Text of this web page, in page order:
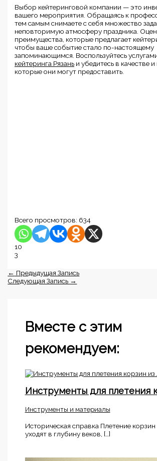
Выбор кейтеринговой компании — это
вашего мероприятия. Обращаясь к
тем самым снимаете с себя множество
неповторимую атмосферу праздника.
преимущества, которые предлагает
чтобы ваше событие стало по-настоящему
запоминающимся. Воспользуйтесь
кейтеринга Рязань и убедитесь в качестве
которые они могут предоставить.
Всего просмотров: 634
10
3
← Предыдущая Запись
Следующая Запись →
Вместе с этим
рекомендуем:
Инструменты для плетения
Инструменты и материалы
Историческая справка Плетение
уходят в глубину веков, […]